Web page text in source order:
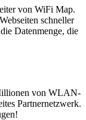
von WiFi Map.
schneller
Datenmenge, die
von WLAN-
Partnernetzwerk.